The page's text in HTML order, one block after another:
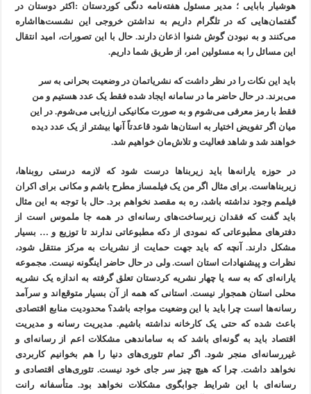
هوشیار بابایی ؛ مدیر مسئول هفته‌نامه دنگی کوردستان :اکثر دوستان در
گفتمان‌هایی که در تلگرام داریم به نداشتن خروجی این نشست‌هااشاره
می‌کنند و به نبودن گوش شنوا اذعان دارند. حال با این تصورات، امید انتقال
این مسائل را به مسئولین امر، از طریق شما داریم.
باید این نکات را در نظر داشت که نشریاتمان در وضعیت بحرانی به سر
می‌برند. در حال حاضر ما در سامانه ایجاد شده فقط یک عدد هستیم و من
فقط با رمز معرفی می‌شوم و به صورت مکانیکی ارزیابی می‌شوم. در این
میان اگر تفویض اختیار به استان‌ها شود قاعدتاً آنها بیشتر از یک عدد دیده
خواهند شد و شاهد فعالیت و تلاش‌مان خواهیم شد.
در حوزه یارانه‌ها باید زیربناها درست شود که لازمه درستی روبناها،
زیربناهاست. برای مثال اگر من یک فیلمساز مطرح باشم و مکانی برای اکران
فیلمم وجود نداشته باشد، ره به مقصد نخواهم برد. حال با توجه به این مثال
باید گفت که فقدان زیرساخت‌های رسانه‌ای در همه جا ملموس است از
دفترهای مطبوعاتی که نمودی از دکه مطبوعاتی ندارند تا توزیع و … بسیار
مشکل دارند. آنچه که باید جهت حمایت از نشریات به مرکز منتقل شود،
نظرات و پیشنهادات استان است. ولی در حال حاضر اینگونه نیست. مجموعه
یارانه‌ای که به سه یا چهار نشریه کردستان تعلق گرفته به اندازه یک نشریه
محلی استان همجوار نیست. استانی که همه از آن بسیار متوقع‌اند و سرآمد
رسانه‌ها است چرا باید با این وضعیت مواجه باشد؟ محدودیت منابع اقتصادی
باعث شده که حتی یک کارخانه نداشته باشیم. مدیریت رسانه و مدیریت
اقتصاد باید به گونه‌ای باشد که به ساماندهی مشکلات اعم از رسانه‌ای و
غیررسانه‌ای منجر شود. اگر تمام تئوری‌های دنیا را هم بخوانیم کاربردی
نخواهد داشت. چرا که هیچ چیز سر جای خود نیست. تئوری‌های اقتصادی و
رسانه‌ای با این شرایط جوابگوی مشکلات نخواهد بود. متأسفانه رانت